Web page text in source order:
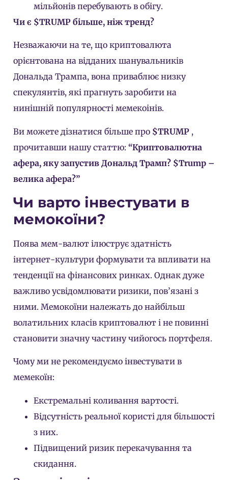
мільйонів перебувають в обігу.
Чи є $TRUMP більше, ніж тренд?
Незважаючи на те, що криптовалюта
орієнтована на відданих шанувальників
Дональда Трампа, вона приваблює низку
спекулянтів, які прагнуть заробити на
нинішній популярності мемекоінів.
Ви можете дізнатися більше про $TRUMP ,
прочитавши нашу статтю: “Криптовалютна
афера, яку запустив Дональд Трамп? $Trump –
велика афера?”
Чи варто інвестувати в
мемокоїни?
Поява мем-валют ілюструє здатність
інтернет-культури формувати та впливати на
тенденції на фінансових ринках. Однак дуже
важливо усвідомлювати ризики, пов’язані з
ними. Мемокоїни належать до найбільш
волатильних класів криптовалют і не повинні
становити значну частину чийогось портфеля.
Чому ми не рекомендуємо інвестувати в
мемекоїн:
Екстремальні коливання вартості.
Відсутність реальної користі для більшості
з них.
Підвищений ризик перекачування та
скидання.